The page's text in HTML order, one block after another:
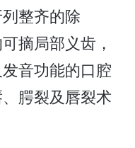
整齐的除
摘局部义齿，
音功能的口腔
腭裂及唇裂术